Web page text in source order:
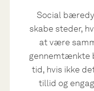
Social
skabe steder,
at være
gennemtænkte
tid, hvis ikke
tillid og